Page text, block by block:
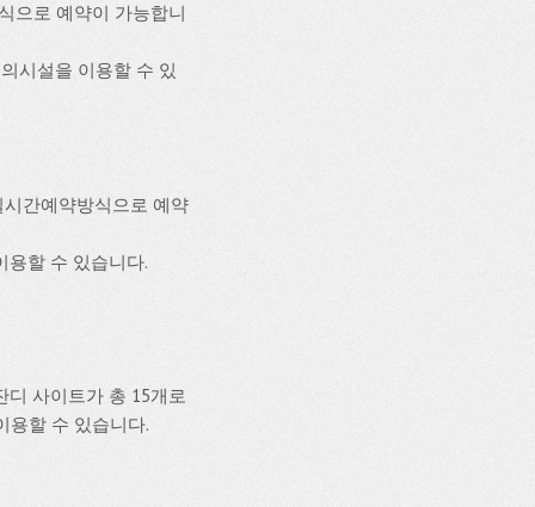
으로 예약이 가능합니
시설을 이용할 수 있
간예약방식으로 예약
용할 수 있습니다.
디 사이트가 총 15개로
용할 수 있습니다.